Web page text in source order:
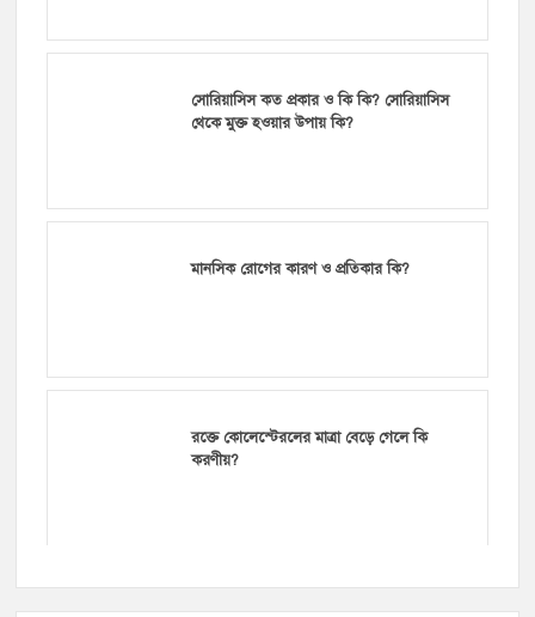
সোরিয়াসিস কত প্রকার ও কি কি? সোরিয়াসিস
থেকে মুক্ত হওয়ার উপায় কি?
মানসিক রোগের কারণ ও প্রতিকার কি?
রক্তে কোলেস্টেরলের মাত্রা বেড়ে গেলে কি
করণীয়?